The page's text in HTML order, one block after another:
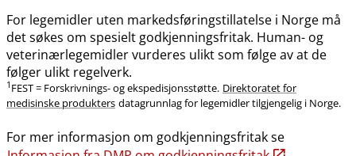
For legemidler uten markedsføringstillatelse i Norge må
det søkes om spesielt godkjenningsfritak. Human- og
veterinærlegemidler vurderes ulikt som følge av at de
følger ulikt regelverk.
1 FEST = Forskrivnings- og ekspedisjonsstøtte. Direktoratet for
medisinske produkters datagrunnlag for legemidler tilgjengelig i Norge.
For mer informasjon om godkjenningsfritak se